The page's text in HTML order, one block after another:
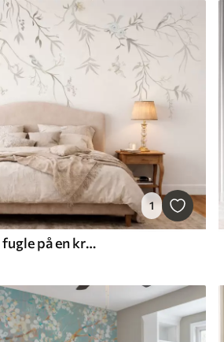
1
Delikate blomster og fugle på en kridtbaggrund